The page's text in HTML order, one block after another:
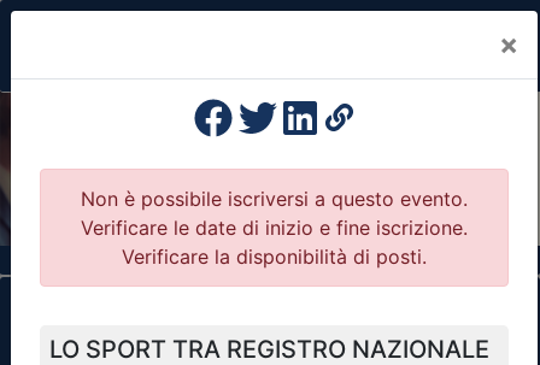
×
Previous
Il portale della formazione per Ordini e